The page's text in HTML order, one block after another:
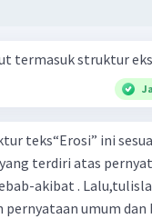
termasuk struktur
teks“Erosi” ini
terdiri atas
akibat .
pernyataan umum dan